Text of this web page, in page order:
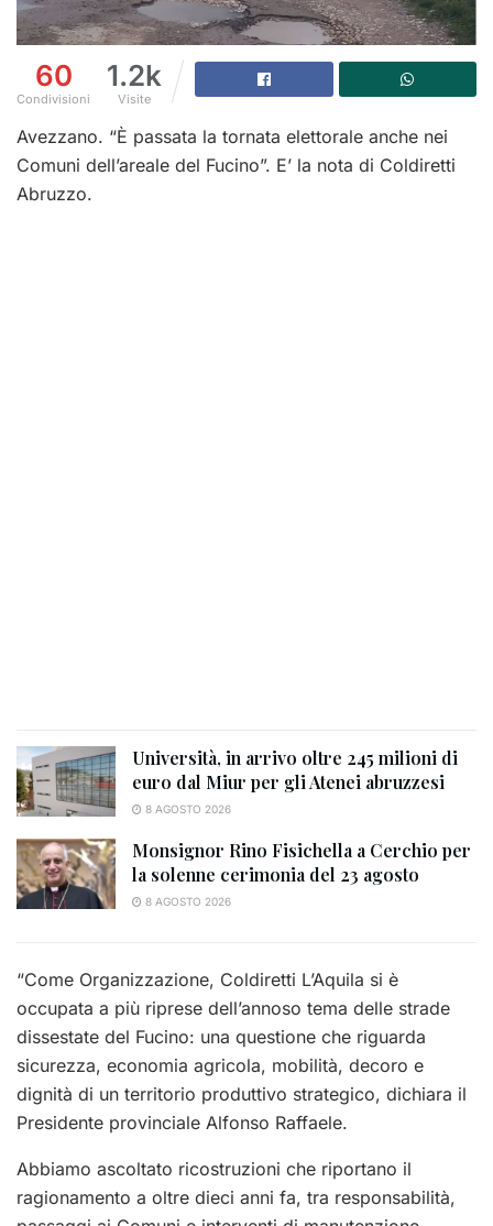
60
Condivisioni
1.2k
Visite
Avezzano. “È passata la tornata elettorale anche nei
Comuni dell’areale del Fucino”. E’ la nota di Coldiretti
Abruzzo.
Università, in arrivo oltre 245 milioni di
euro dal Miur per gli Atenei abruzzesi
8 AGOSTO 2026
Monsignor Rino Fisichella a Cerchio per
la solenne cerimonia del 23 agosto
8 AGOSTO 2026
“Come Organizzazione, Coldiretti L’Aquila si è
occupata a più riprese dell’annoso tema delle strade
dissestate del Fucino: una questione che riguarda
sicurezza, economia agricola, mobilità, decoro e
dignità di un territorio produttivo strategico, dichiara il
Presidente provinciale Alfonso Raffaele.
Abbiamo ascoltato ricostruzioni che riportano il
ragionamento a oltre dieci anni fa, tra responsabilità,